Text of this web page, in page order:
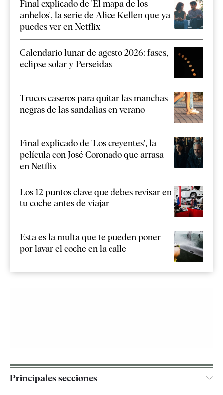
Final explicado de 'El mapa de los
anhelos', la serie de Alice Kellen que ya
puedes ver en Netflix
Calendario lunar de agosto 2026: fases,
eclipse solar y Perseidas
Trucos caseros para quitar las manchas
negras de las sandalias en verano
Final explicado de 'Los creyentes', la
película con José Coronado que arrasa
en Netflix
Los 12 puntos clave que debes revisar en
tu coche antes de viajar
Esta es la multa que te pueden poner
por lavar el coche en la calle
Principales secciones